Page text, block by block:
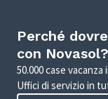
Perché
con Novasol?
50.000 case
Uffici di servizio in